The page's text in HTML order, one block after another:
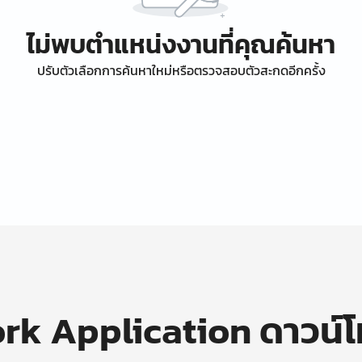
ไม่พบตำแหน่งงานที่คุณค้นหา
ปรับตัวเลือกการค้นหาใหม่หรือตรวจสอบตัวสะกดอีกครั้ง
Application ดาวน์